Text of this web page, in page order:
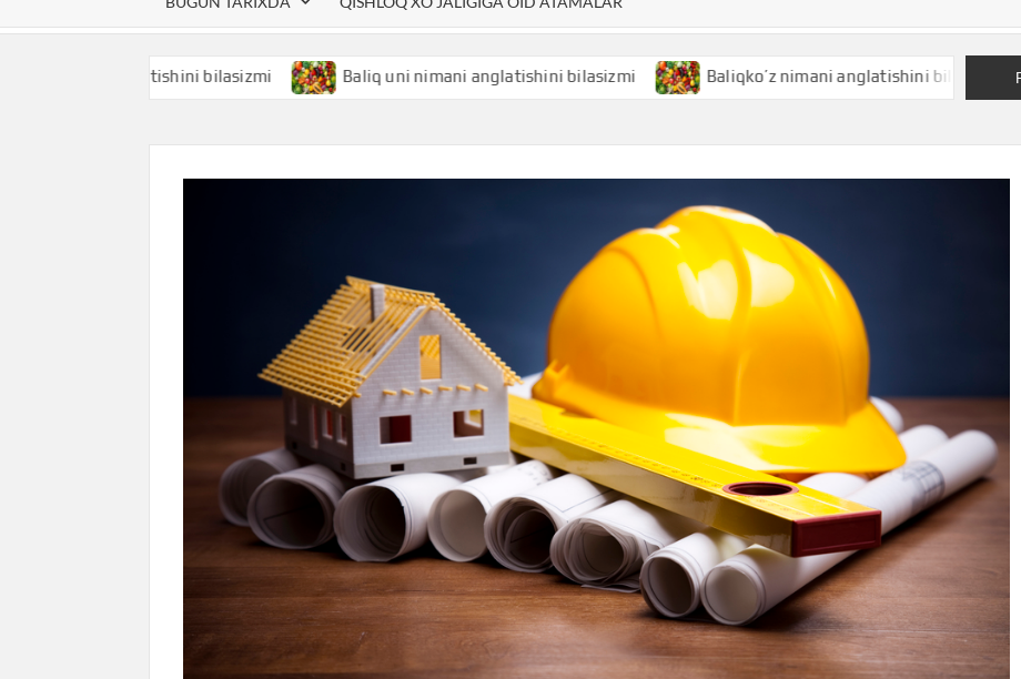
anglatishini bilasizmi Baliq uni nimani anglatishini bilasizmi Baliqko’z nimani anglatishini bilasizmi